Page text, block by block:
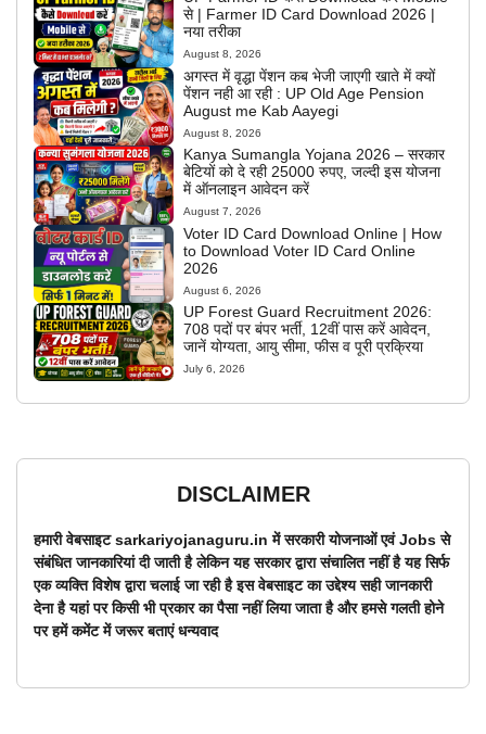
से | Farmer ID Card Download 2026 |
नया तरीका
August 8, 2026
अगस्त में वृद्धा पेंशन कब भेजी जाएगी खाते में क्यों
पेंशन नही आ रही : UP Old Age Pension
August me Kab Aayegi
August 8, 2026
Kanya Sumangla Yojana 2026 – सरकार
बेटियों को दे रही 25000 रुपए, जल्दी इस योजना
में ऑनलाइन आवेदन करें
August 7, 2026
Voter ID Card Download Online | How
to Download Voter ID Card Online
2026
August 6, 2026
UP Forest Guard Recruitment 2026:
708 पदों पर बंपर भर्ती, 12वीं पास करें आवेदन,
जानें योग्यता, आयु सीमा, फीस व पूरी प्रक्रिया
July 6, 2026
DISCLAIMER
हमारी वेबसाइट sarkariyojanaguru.in में सरकारी योजनाओं एवं Jobs से
संबंधित जानकारियां दी जाती है लेकिन यह सरकार द्वारा संचालित नहीं है यह सिर्फ
एक व्यक्ति विशेष द्वारा चलाई जा रही है इस वेबसाइट का उद्देश्य सही जानकारी
देना है यहां पर किसी भी प्रकार का पैसा नहीं लिया जाता है और हमसे गलती होने
पर हमें कमेंट में जरूर बताएं धन्यवाद